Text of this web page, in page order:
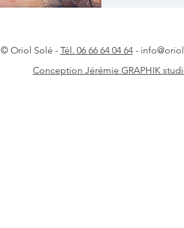
© Oriol Solé - Tél. 06 66 64 04 64-
Conception Jérémie GRAPHIK